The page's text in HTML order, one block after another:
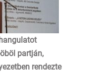
partján,
rendezte